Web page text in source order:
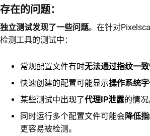
存在的问题：
独立测试发现了一些问题。在针对
检测工具的测试中：
常规配置文件有时无法通过指纹一
快速创建的配置可能显示操作系统
某些测试中出现了代理IP泄露的情况
同时运行多个配置文件可能会降低
更容易被检测。